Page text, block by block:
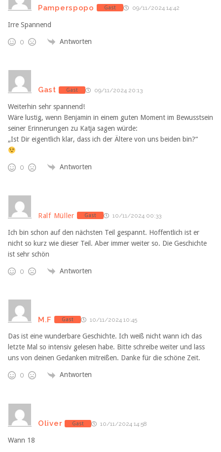
Pamperspopo Gast 09/11/2024 14:42
Irre Spannend
0 Antworten
Gast Gast 09/11/2024 20:13
Weiterhin sehr spannend!
Wäre lustig, wenn Benjamin in einem guten Moment im Bewusstsein
seiner Erinnerungen zu Katja sagen würde:
„Ist Dir eigentlich klar, dass ich der Ältere von uns beiden bin?“
0 Antworten
Ralf Müller Gast 10/11/2024 00:33
Ich bin schon auf den nächsten Teil gespannt. Hoffentlich ist er
nicht so kurz wie dieser Teil. Aber immer weiter so. Die Geschichte
ist sehr schön
0 Antworten
M.F Gast 10/11/2024 10:45
Das ist eine wunderbare Geschichte. Ich weiß nicht wann ich das
letzte Mal so intensiv gelesen habe. Bitte schreibe weiter und lass
uns von deinen Gedanken mitreißen. Danke für die schöne Zeit.
0 Antworten
Oliver Gast 10/11/2024 14:58
Wann 18